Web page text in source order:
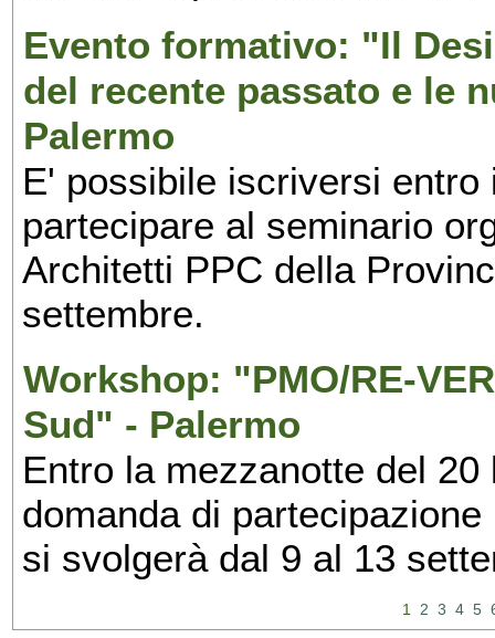
Evento formativo: "Il
del recente passato e le
Palermo
E' possibile iscriversi
partecipare al seminario
Architetti PPC della
settembre.
Workshop: "PMO/RE-
Sud" - Palermo
Entro la mezzanotte del
domanda di
si svolgerà dal 9 al 13
1 2 3 4 5